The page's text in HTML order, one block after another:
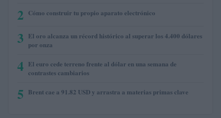
2 Cómo construir tu propio aparato electrónico
3 El oro alcanza un récord histórico al superar los 4.400 dólares
por onza
4 El euro cede terreno frente al dólar en una semana de
contrastes cambiarios
5 Brent cae a 91.82 USD y arrastra a materias primas clave